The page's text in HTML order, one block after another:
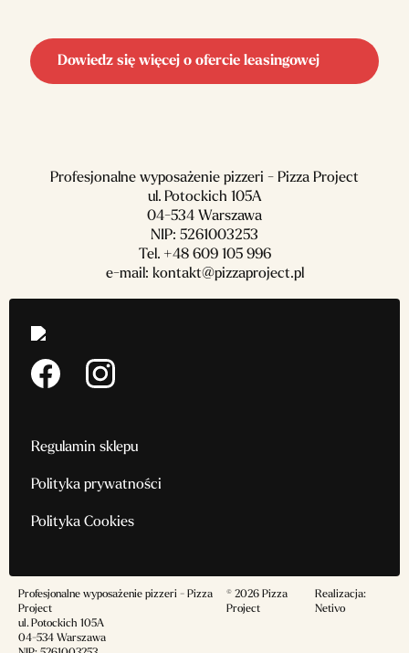
Dowiedz się więcej o ofercie leasingowej
Profesjonalne wyposażenie pizzeri - Pizza Project
ul. Potockich 105A
04-534 Warszawa
NIP: 5261003253
Tel. +48 609 105 996
e-mail: kontakt@pizzaproject.pl
Regulamin sklepu
Polityka prywatności
Polityka Cookies
Profesjonalne wyposażenie pizzeri - Pizza
Project
ul. Potockich 105A
04-534 Warszawa
© 2026 Pizza
Project
Realizacja:
Netivo